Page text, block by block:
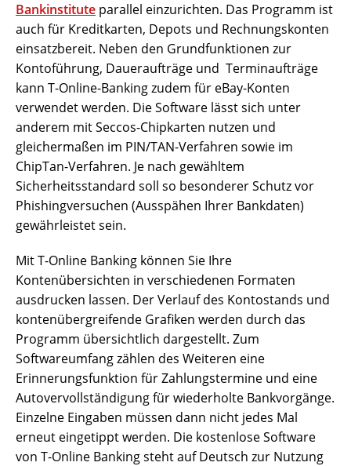
Bankinstitute parallel einzurichten. Das Programm ist
auch für Kreditkarten, Depots und Rechnungskonten
einsatzbereit. Neben den Grundfunktionen zur
Kontoführung, Daueraufträge und Terminaufträge
kann T-Online-Banking zudem für eBay-Konten
verwendet werden. Die Software lässt sich unter
anderem mit Seccos-Chipkarten nutzen und
gleichermaßen im PIN/TAN-Verfahren sowie im
ChipTan-Verfahren. Je nach gewähltem
Sicherheitsstandard soll so besonderer Schutz vor
Phishingversuchen (Ausspähen Ihrer Bankdaten)
gewährleistet sein.
Mit T-Online Banking können Sie Ihre
Kontenübersichten in verschiedenen Formaten
ausdrucken lassen. Der Verlauf des Kontostands und
kontenübergreifende Grafiken werden durch das
Programm übersichtlich dargestellt. Zum
Softwareumfang zählen des Weiteren eine
Erinnerungsfunktion für Zahlungstermine und eine
Autovervollständigung für wiederholte Bankvorgänge.
Einzelne Eingaben müssen dann nicht jedes Mal
erneut eingetippt werden. Die kostenlose Software
von T-Online Banking steht auf Deutsch zur Nutzung